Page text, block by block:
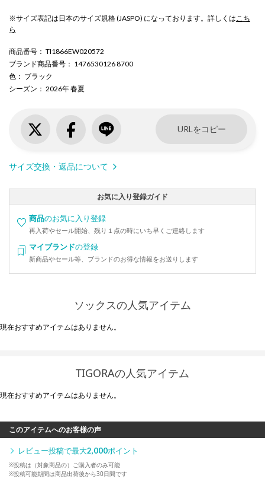
※サイズ表記は日本のサイズ規格 (JASPO) になっております。詳しくは こち
ら
商品番号 ： TI1866EW020572
ブランド商品番号 ： 1476530126 8700
色 ： ブラック
シーズン ： 2026年 春夏
URLをコピー
サイズ交換・返品について
お気に入り登録ガイド
商品のお気に入り登録
再入荷やセール開始、残り１点の時にいち早くご連絡します
マイブランドの登録
新商品やセール等、ブランドのお得な情報をお送りします
ソックスの人気アイテム
現在おすすめアイテムはありません。
TIGORAの人気アイテム
現在おすすめアイテムはありません。
このアイテムへのお客様の声
レビュー投稿で最大2,000ポイント
※投稿は（対象商品の）ご購入者のみ可能
※投稿可能期間は商品出荷後から30日間です